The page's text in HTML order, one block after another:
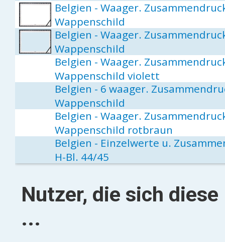
Belgien - Waager.
Wappenschild
Belgien - Waager.
Wappenschild
Belgien - Waager.
Wappenschild violett
Belgien - 6 waager.
Wappenschild
Belgien - Waager.
Wappenschild rotbraun
Belgien - Einzelwerte u.
H-Bl. 44/45
Nutzer, die sich
...